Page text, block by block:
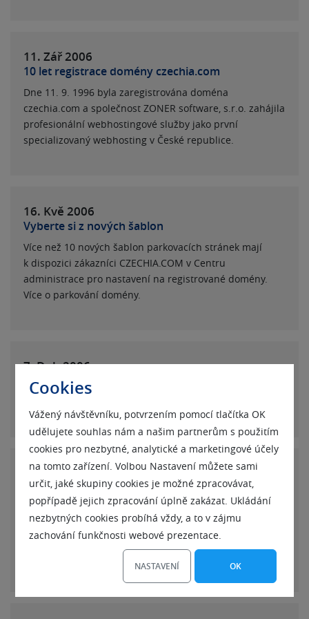
Cookies
Vážený návštěvníku, potvrzením pomocí tlačítka OK
udělujete souhlas nám a našim partnerům s použitím
cookies pro nezbytné, analytické a marketingové účely
na tomto zařízení. Volbou Nastavení můžete sami
určit, jaké skupiny cookies je možné zpracovávat,
popřípadě jejich zpracování úplně zakázat. Ukládání
nezbytných cookies probíhá vždy, a to v zájmu
zachování funkčnosti webové prezentace.
NASTAVENÍ OK
11. Zář2006
10 let registrace domény czechia.com
Dne 11. 9. 1996 byla zaregistrována doména
czechia.com a společnost ZONER software, s.r.o. zahájila
profesionální webhostingové služby jako první
specializovaný webhosting v České republice.
16. Kvě 2006
Vyberte si z nových šablon
Více než 10 nových šablon parkovacích stránek mají
k dispozici zákazníci CZECHIA.COM v Centru
administrace pro nastavení na registrované domény.
Více o parkování domény.
7. Dub2006
Registrace nových EU domén
9. Bře2006
Rok webhostingu k EU doméně ZDARMA!
Webhosting ZDARMA na 1 rok ke každé zaregistrované
doméně pro všechny zákazníky co si zaregistrují
doménu EU prostřednictvím registrátora ZONER
software, s.r.o..